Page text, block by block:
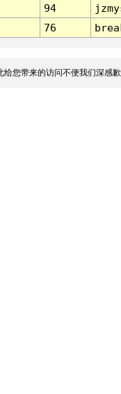
94
76
您带来的访问不便我们深感